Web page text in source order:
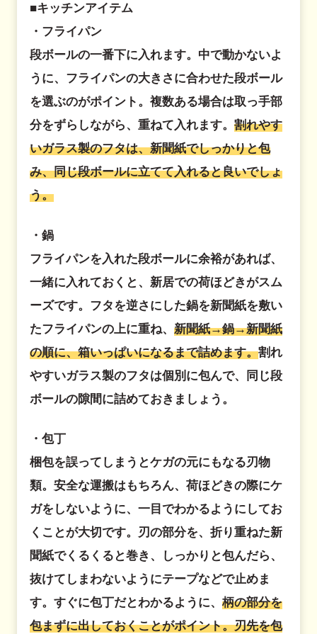
■キッチンアイテム
・フライパン
段ボールの一番下に入れます。中で動かないよ
うに、フライパンの大きさに合わせた段ボール
を選ぶのがポイント。複数ある場合は取っ手部
分をずらしながら、重ねて入れます。 割れやす
いガラス製のフタは、新聞紙でしっかりと包
み、同じ段ボールに立てて入れると良いでしょ
う。
・鍋
フライパンを入れた段ボールに余裕があれば、
一緒に入れておくと、新居での荷ほどきがスム
ーズです。フタを逆さにした鍋を新聞紙を敷い
たフライパンの上に重ね、 新聞紙→鍋→新聞紙
の順に、箱いっぱいになるまで詰めます。割れ
やすいガラス製のフタは個別に包んで、同じ段
ボールの隙間に詰めておきましょう。
・包丁
梱包を誤ってしまうとケガの元にもなる刃物
類。安全な運搬はもちろん、荷ほどきの際にケ
ガをしないように、一目でわかるようにしてお
くことが大切です。刃の部分を、折り重ねた新
聞紙でくるくると巻き、しっかりと包んだら、
抜けてしまわないようにテープなどで止めま
す。すぐに包丁だとわかるように、 柄の部分を
包まずに出しておくことがポイント。刃先を包